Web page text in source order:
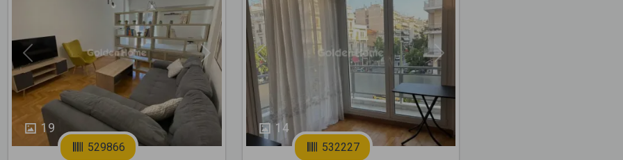
19
Previous Next
529866
14
Previous Next
532227